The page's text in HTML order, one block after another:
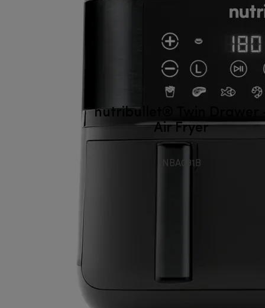
nutribullet® Twin Drawer
Air Fryer
NBA081B